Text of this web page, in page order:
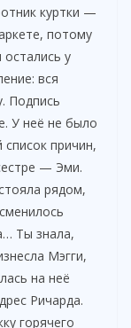
куртки —
потому
у
вся
Подпись
У неё не было
причин,
— Эми.
рядом,
Ты знала,
Мэгги,
на неё
Ричарда.
горячего